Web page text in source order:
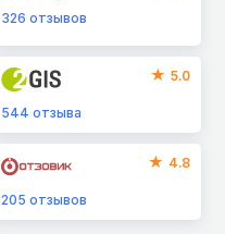
326отзывов
5.0
544отзыва
4.8
205отзывов